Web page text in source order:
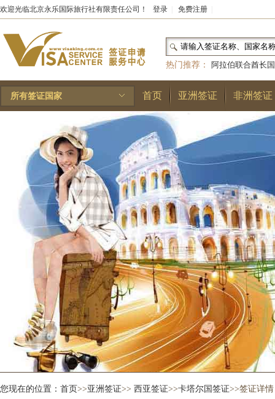
欢迎光临北京永乐国际旅行社有限责任公司！ 登录 免费注册
热门推荐：
阿拉伯联合酋长国
和国|布基纳法索|巴勒斯坦
林王国|安道尔公国|
所有签证国家 首页 亚洲签证 非洲签证
您现在的位置： 首页>>亚洲签证>> 西亚签证>>卡塔尔国签证>>签证详情